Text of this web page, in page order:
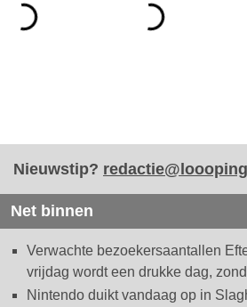
Nieuwstip?
Net binnen
Verwachte bezoekersaantallen
vrijdag wordt een drukke dag,
Nintendo duikt vandaag op in